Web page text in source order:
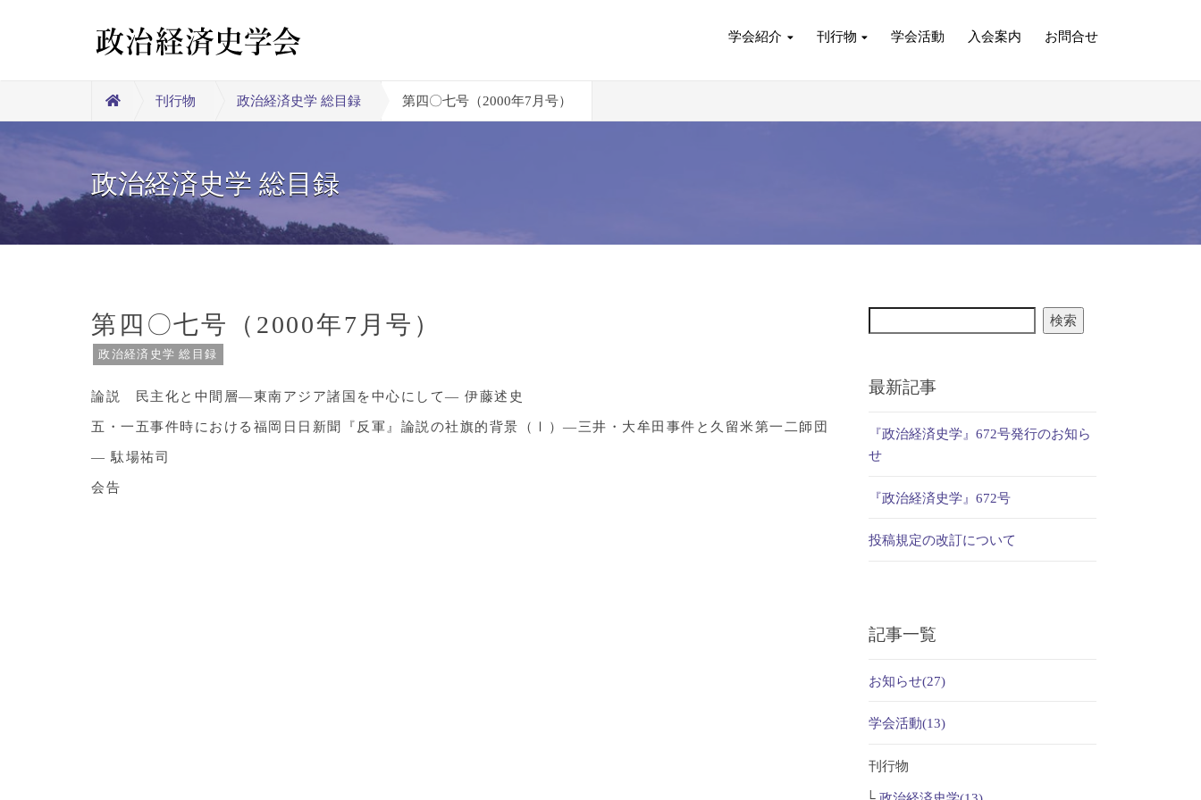
学会紹介 刊行物 学会活動 入会案内 お問合せ
刊行物 政治経済史学 総目録 第四〇七号（2000年7月号）
政治経済史学 総目録
第四〇七号（2000年7月号）
政治経済史学 総目録
論説 民主化と中間層―東南アジア諸国を中心にして― 伊藤述史
五・一五事件時における福岡日日新聞『反軍』論説の社旗的背景（Ⅰ）―三井・大牟田事件と久留米第一二師団
― 駄場祐司
会告
検索
最新記事
『政治経済史学』672号発行のお知ら
せ
『政治経済史学』672号
投稿規定の改訂について
記事一覧
お知らせ(27)
学会活動(13)
刊行物